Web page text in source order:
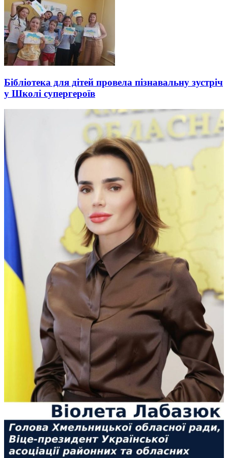
Бібліотека для дітей провела пізнавальну зустріч
у Школі супергероїв